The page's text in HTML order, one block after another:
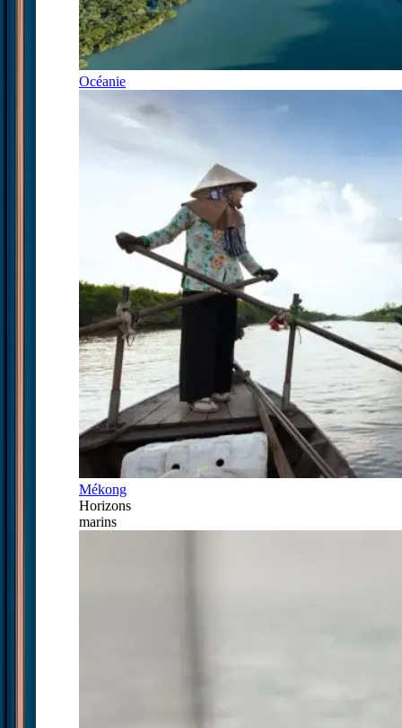
Océanie
Mékong
Horizons
marins